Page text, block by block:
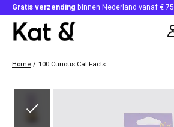
Gratis verzending binnen Nederland vanaf € 75
Home / 100 Curious Cat Facts